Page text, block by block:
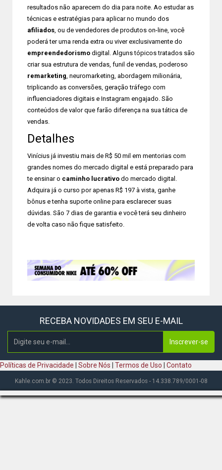
resultados não aparecem do dia para noite. Ao estudar as
técnicas e estratégias para aplicar no mundo dos
afiliados, ou de vendedores de produtos on-line, você
poderá ter uma renda extra ou viver exclusivamente do
empreendedorismo digital. Alguns tópicos tratados são
criar sua estrutura de vendas, funil de vendas, poderoso
remarketing, neuromarketing, abordagem milionária,
triplicando as conversões, geração tráfego com
influenciadores digitais e Instagram engajado. São
conteúdos de valor que farão diferença na sua tática de
vendas.
Detalhes
Vinícius já investiu mais de R$ 50 mil em mentorias com
grandes nomes do mercado digital e está preparado para
te ensinar o caminho lucrativo do mercado digital.
Adquira já o curso por apenas R$ 197 à vista, ganhe
bônus e tenha suporte online para esclarecer suas
dúvidas. São 7 dias de garantia e você terá seu dinheiro
de volta caso não fique satisfeito.
RECEBA NOVIDADES EM SEU E-MAIL
Inscrever-se
Políticas de Privacidade Sobre Nós Termos de Uso Contato
Kahle.com.br © 2023. Todos Direitos Reservados - 14.338.789/0001-08